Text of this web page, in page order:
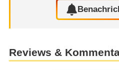
Reviews &